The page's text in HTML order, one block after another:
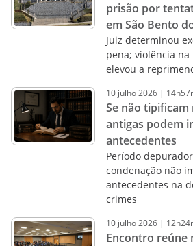
prisão por
em São Bento
Juiz determinou
pena; violência
elevou a
10 julho2026 |
Se não tipificam
antigas podem
antecedentes
Período
condenação não
antecedentes na
crimes
10 julho2026 |
Encontro reúne